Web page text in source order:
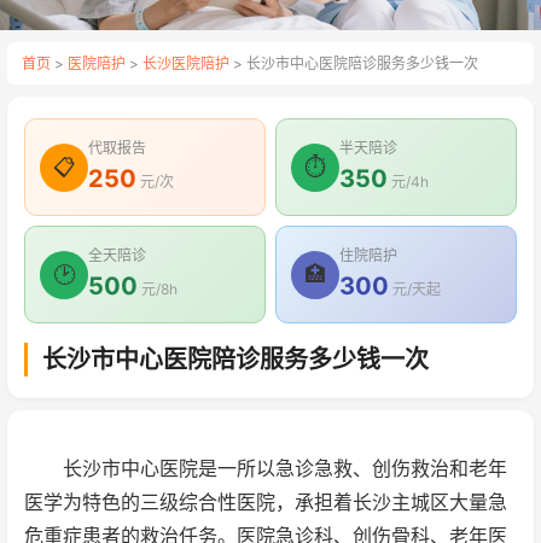
首页 > 医院陪护 > 长沙医院陪护 > 长沙市中心医院陪诊服务多少钱一次
📋
代取报告
250 元/次
⏱
半天陪诊
350 元/4h
🕑
全天陪诊
500 元/8h
🏥
住院陪护
300 元/天起
长沙市中心医院陪诊服务多少钱一次
长沙市中心医院是一所以急诊急救、创伤救治和老年
医学为特色的三级综合性医院，承担着长沙主城区大量急
危重症患者的救治任务。医院急诊科、创伤骨科、老年医